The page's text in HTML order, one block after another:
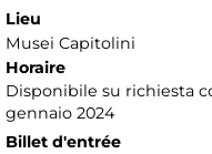
Lieu
Musei Capitolini
Horaire
Disponibile su richiesta
gennaio 2024
Billet d'entrée